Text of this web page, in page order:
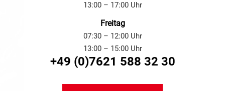
13:00 – 17:00 Uhr
Freitag
07:30 – 12:00 Uhr
13:00 – 15:00 Uhr
+49 (0)7621 588 32 30